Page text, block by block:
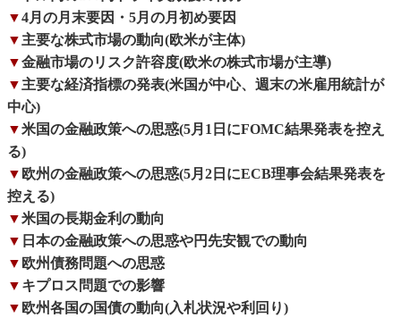
▼4月の月末要因・5月の月初め要因
▼主要な株式市場の動向(欧米が主体)
▼金融市場のリスク許容度(欧米の株式市場が主導)
▼主要な経済指標の発表(米国が中心、週末の米雇用統計が
中心)
▼米国の金融政策への思惑(5月1日にFOMC結果発表を控え
る)
▼ 欧州の金融政策への思惑(5月2日にECB理事会結果発表を
控える)
▼米国の長期金利の動向
▼ 日本の金融政策への思惑や円先安観での動向
▼ 欧州債務問題への思惑
▼ キプロス問題での影響
▼ 欧州各国の国債の動向(入札状況や利回り)